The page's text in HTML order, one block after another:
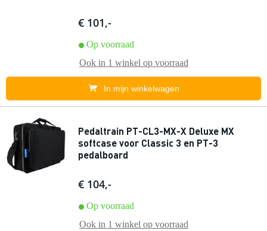
€ 101,-
Op voorraad
Ook in 1 winkel op voorraad
In mijn winkelwagen
Pedaltrain PT-CL3-MX-X Deluxe MX
softcase voor Classic 3 en PT-3
pedalboard
€ 104,-
Op voorraad
Ook in 1 winkel op voorraad